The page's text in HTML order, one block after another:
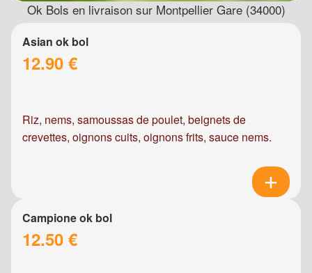
Ok Bols en livraison sur Montpellier Gare (34000)
Asian ok bol
12.90 €
Riz, nems, samoussas de poulet, beignets de
crevettes, oignons cuits, oignons frits, sauce nems.
Campione ok bol
12.50 €